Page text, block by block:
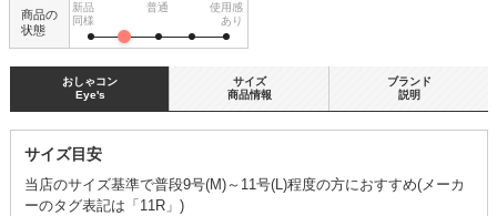
商品の
状態
新品
同様
普通
使用感
あり
おしゃコン
Eye's
サイズ目安
当店のサイズ基準で普段9号(M)～11号(L)程度の方におすすめ(メーカ
ーのタグ表記は「11R」)
サイズ
商品情報
ブランド
説明